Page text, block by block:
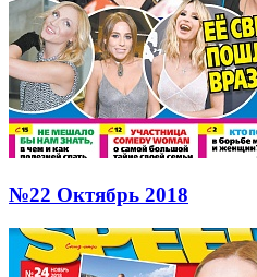
№22 Октябрь 2018